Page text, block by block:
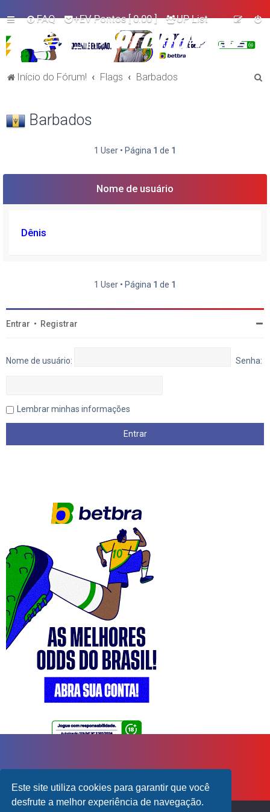
Este site utiliza cookies para garantir que você
desfrute a melhor experiência de navegação.
FAQ +EV Pontos[ 0.00 ] UP List
Início do Fórum! Flags Barbados
s
Barbados
1 User • Página 1 de 1
Nome de usuário
Dênis
1 User • Página 1 de 1
Entrar • Registrar
Nome de usuário: Senha:
Lembrar minhas informações